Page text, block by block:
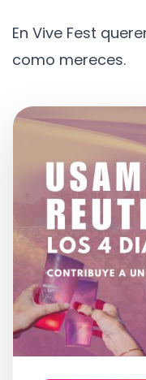
En Vive Fest
como mereces.